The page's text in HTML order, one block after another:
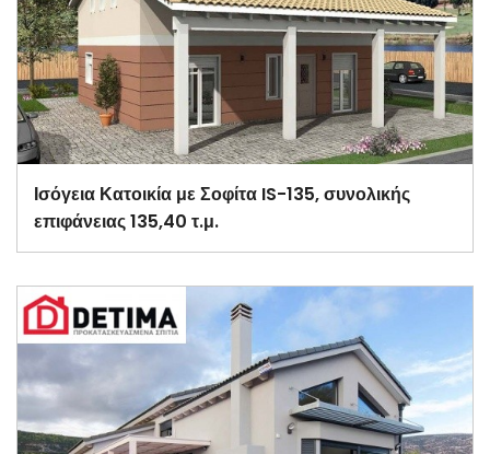
Ισόγεια Κατοικία με Σοφίτα IS-135, συνολικής
επιφάνειας 135,40 τ.μ.